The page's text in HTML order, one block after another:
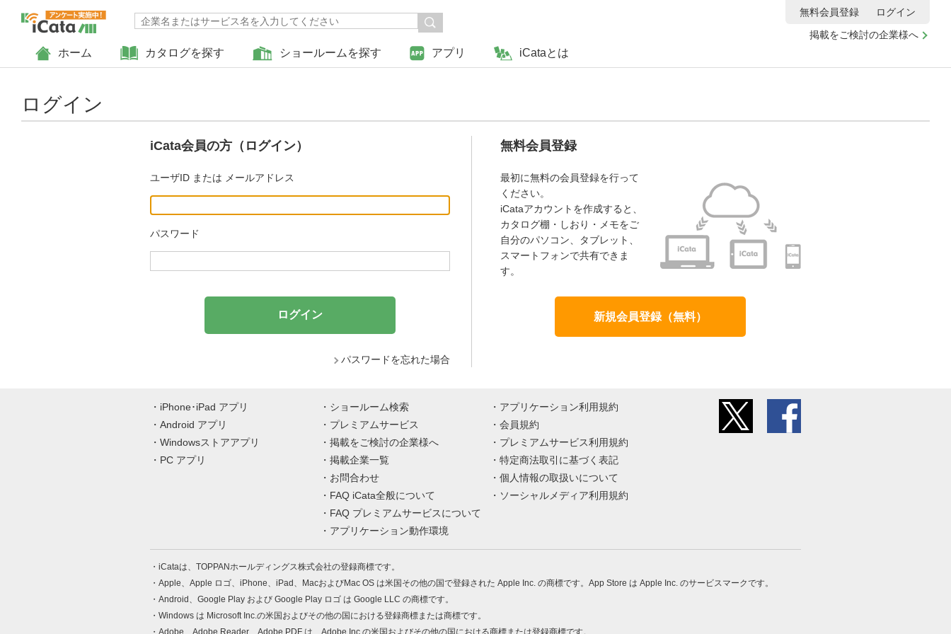
ホーム カタログを探す ショールームを探す アプリ iCataとは
掲載をご検討の企業様へ
無料会員登録 ログイン
ログイン
iCata会員の方（ログイン）
ユーザID または メールアドレス
パスワード
パスワードを忘れた場合
無料会員登録
最初に無料の会員登録を行って
ください。
iCataアカウントを作成すると、
カタログ棚・しおり・メモをご
自分のパソコン、タブレット、
スマートフォンで共有できま
す。
新規会員登録（無料）
iPhone･iPad アプリ
Android アプリ
Windowsストアアプリ
PC アプリ
ショールーム検索
プレミアムサービス
掲載をご検討の企業様へ
掲載企業一覧
お問合わせ
FAQ iCata全般について
FAQ プレミアムサービスについて
アプリケーション動作環境
アプリケーション利用規約
会員規約
プレミアムサービス利用規約
特定商法取引に基づく表記
個人情報の取扱いについて
ソーシャルメディア利用規約
iCataは、TOPPANホールディングス株式会社の登録商標です。
Apple、Apple ロゴ、iPhone、iPad、MacおよびMac OS は米国その他の国で登録された Apple Inc. の商標です。App Store は Apple Inc. のサービスマークです。
Android、Google Play および Google Play ロゴ は Google LLC の商標です。
Windows は Microsoft Inc.の米国およびその他の国における登録商標または商標です。
Adobe、Adobe Reader、Adobe PDF は、Adobe Inc.の米国およびその他の国における商標または登録商標です。